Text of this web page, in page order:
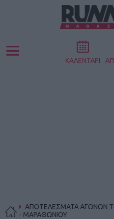
Menu ΚΑΛΕΝΤΑΡΙ
ΑΠΟΤΕΛΕΣΜΑΤΑ ΑΓΩΝΩΝ
- ΜΑΡΑΘΩΝΙΟΥ